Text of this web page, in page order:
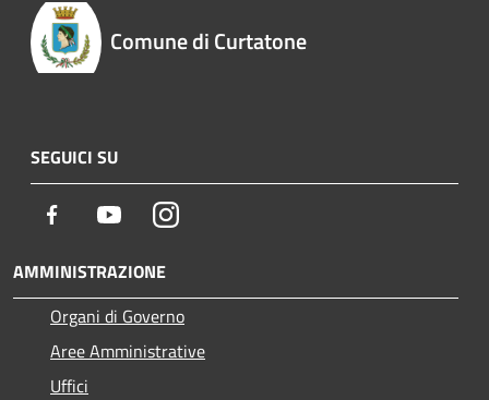
Comune di Curtatone
SEGUICI SU
Facebook YoutubeInstagram
AMMINISTRAZIONE
Organi di Governo
Aree Amministrative
Uffici